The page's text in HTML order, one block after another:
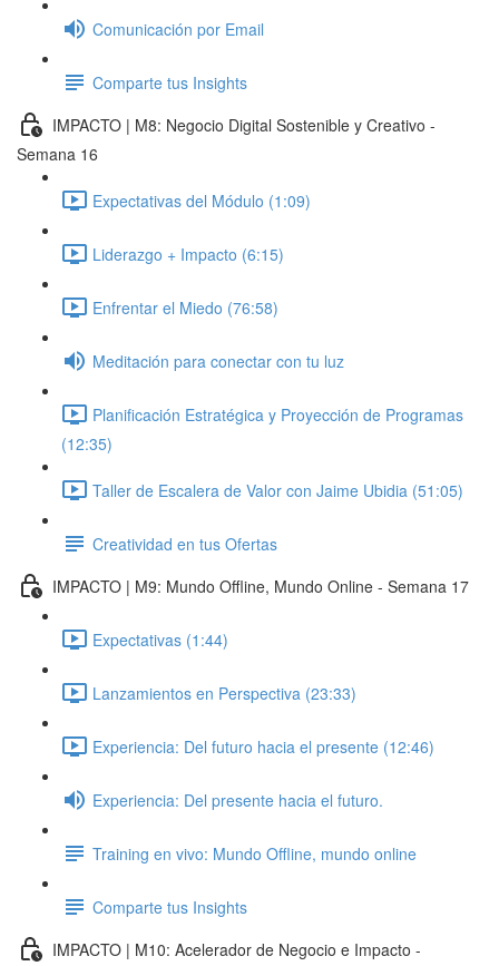
Comunicación por Email
Comparte tus Insights
IMPACTO | M8: Negocio Digital Sostenible y Creativo -
Semana 16
Expectativas del Módulo (1:09)
Liderazgo + Impacto (6:15)
Enfrentar el Miedo (76:58)
Meditación para conectar con tu luz
Planificación Estratégica y Proyección de Programas
(12:35)
Taller de Escalera de Valor con Jaime Ubidia (51:05)
Creatividad en tus Ofertas
IMPACTO | M9: Mundo Offline, Mundo Online - Semana 17
Expectativas (1:44)
Lanzamientos en Perspectiva (23:33)
Experiencia: Del futuro hacia el presente (12:46)
Experiencia: Del presente hacia el futuro.
Training en vivo: Mundo Offline, mundo online
Comparte tus Insights
IMPACTO | M10: Acelerador de Negocio e Impacto -